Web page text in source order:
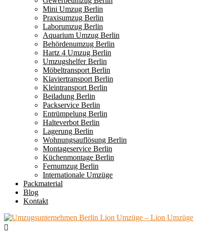
Mini Umzug Berlin
Praxisumzug Berlin
Laborumzug Berlin
Aquarium Umzug Berlin
Behördenumzug Berlin
Hartz 4 Umzug Berlin
Umzugshelfer Berlin
Möbeltransport Berlin
Klaviertransport Berlin
Kleintransport Berlin
Beiladung Berlin
Packservice Berlin
Entrümpelung Berlin
Halteverbot Berlin
Lagerung Berlin
Wohnungsauflösung Berlin
Montageservice Berlin
Küchenmontage Berlin
Fernumzug Berlin
Internationale Umzüge
Packmaterial
Blog
Kontakt